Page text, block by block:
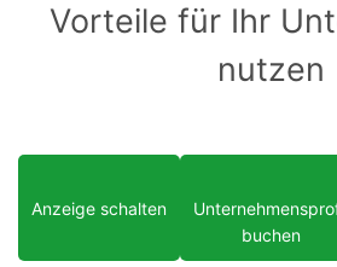
Vorteile für Ihr
nutzen
Anzeige schalten
buchen